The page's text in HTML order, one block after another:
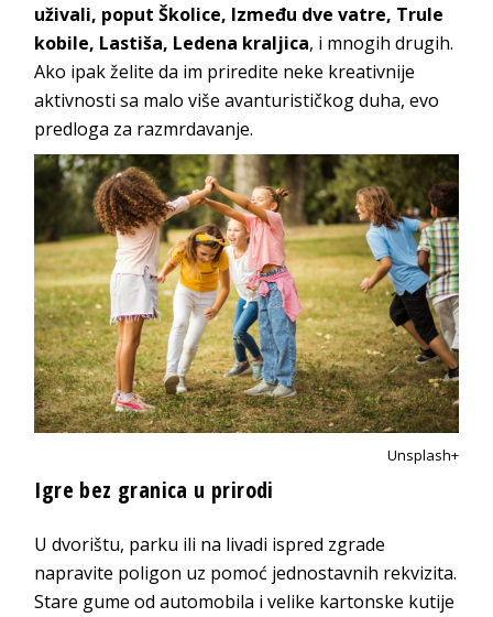
uživali, poput Školice, Između dve vatre, Trule
kobile, Lastiša, Ledena kraljica, i mnogih drugih.
Ako ipak želite da im priredite neke kreativnije
aktivnosti sa malo više avanturističkog duha, evo
predloga za razmrdavanje.
Unsplash+
Igre bez granica u prirodi
U dvorištu, parku ili na livadi ispred zgrade
napravite poligon uz pomoć jednostavnih rekvizita.
Stare gume od automobila i velike kartonske kutije